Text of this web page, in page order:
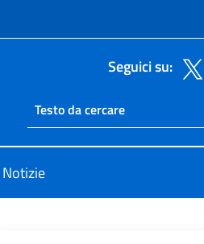
Seguici su:
Ricerca sito
Cerca nel sito
Notizie